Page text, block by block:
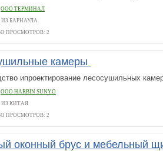
ООО ТЕРМИНАЛ
БАРНАУЛА
ПРОСМОТРОВ: 2
камеры
ипроектирование лесосушильных
ООО HARBIN SUNYO
КИТАЯ
ПРОСМОТРОВ: 2
оконный брус и мебельный